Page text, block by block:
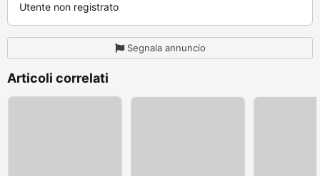
Utente non registrato
Segnala annuncio
Articoli correlati